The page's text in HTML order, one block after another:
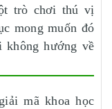
trò chơi thú vị
mong muốn đó
không hướng về
mã khoa học